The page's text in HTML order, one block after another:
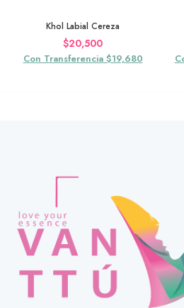
Khol Labial Cereza
$20,500
Con Transferencia $19,680